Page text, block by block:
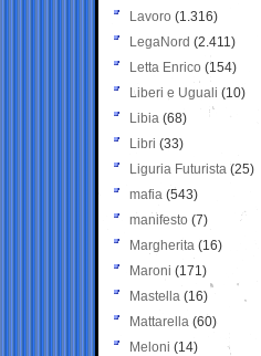
Lavoro (1.316)
LegaNord (2.411)
Letta Enrico (154)
Liberi e Uguali (10)
Libia (68)
Libri (33)
Liguria Futurista (25)
mafia (543)
manifesto (7)
Margherita (16)
Maroni (171)
Mastella (16)
Mattarella (60)
Meloni (14)